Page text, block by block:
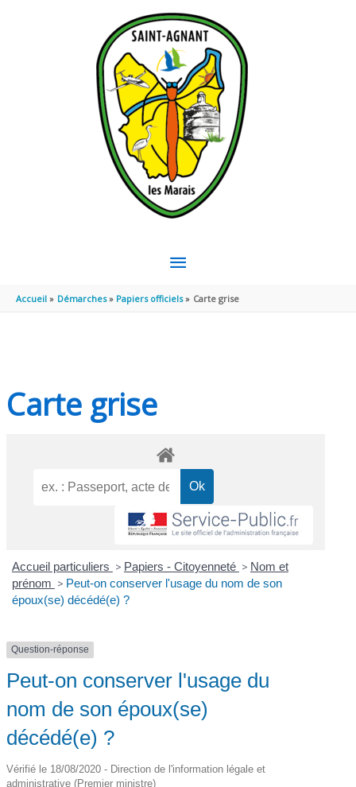
MENU
PRINCIPAL
Accueil Démarches Papiers officiels Carte grise
Carte grise
Accueil particuliers > Papiers - Citoyenneté > Nom et
prénom > Peut-on conserver l'usage du nom de son
époux(se) décédé(e) ?
Question-réponse
Peut-on conserver l'usage du
nom de son époux(se)
décédé(e) ?
Vérifié le 18/08/2020 - Direction de l'information légale et
administrative (Premier ministre)